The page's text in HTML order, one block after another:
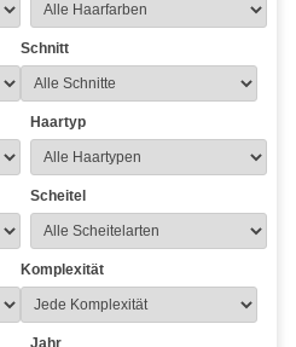
Schnitt
Haartyp
Scheitel
Komplexität
Jahr